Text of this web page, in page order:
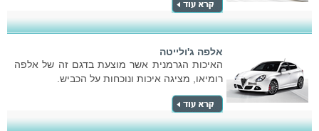
אלפה ג'ולייטה
האיכות הגרמנית אשר מוצעת בדגם זה של אלפה
רומיאו, מציגה איכות ונוכחות על הכביש.